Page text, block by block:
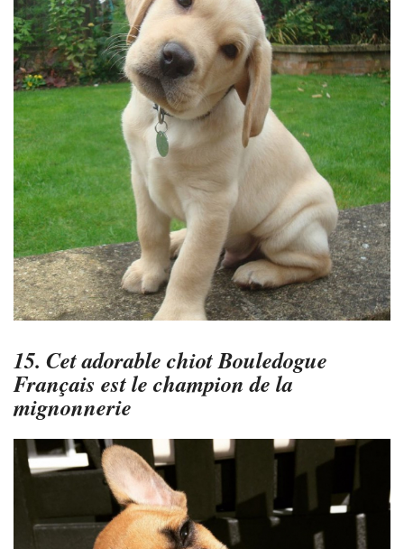
15. Cet adorable chiot Bouledogue
Français est le champion de la
mignonnerie